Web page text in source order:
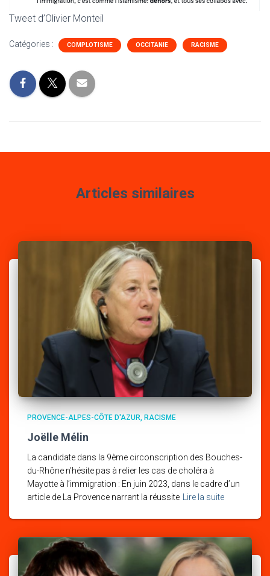
Tweet d’Olivier Monteil
Catégories : COMPLOTISME OCCITANIE RACISME
Articles similaires
PROVENCE-ALPES-CÔTE D'AZUR RACISME
Joëlle Mélin
La candidate dans la 9ème circonscription des Bouches-
du-Rhône n’hésite pas à relier les cas de choléra à
Mayotte à l’immigration : En juin 2023, dans le cadre d’un
article de La Provence narrant la réussite
Lire la suite